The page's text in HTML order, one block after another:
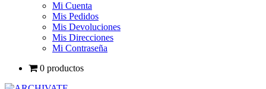
Mi Cuenta
Mis Pedidos
Mis Devoluciones
Mis Direcciones
Mi Contraseña
0 productos